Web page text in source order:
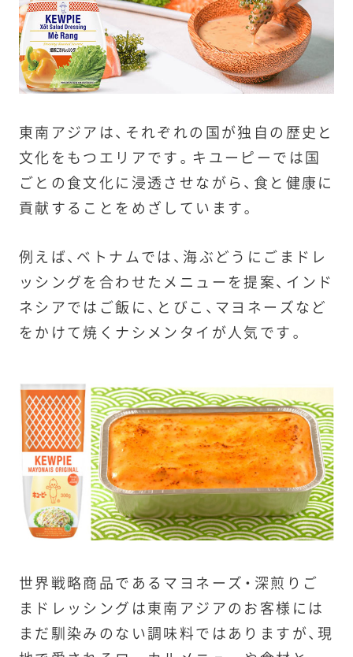
東南アジアは、それぞれの国が独自の歴史と
文化をもつエリアです。キユーピーでは国
ごとの食文化に浸透させながら、食と健康に
貢献することをめざしています。
例えば、ベトナムでは、海ぶどうにごまドレ
ッシングを合わせたメニューを提案、インド
ネシアではご飯に、とびこ、マヨネーズなど
をかけて焼くナシメンタイが人気です。
世界戦略商品であるマヨネーズ・深煎りご
まドレッシングは東南アジアのお客様には
まだ馴染みのない調味料ではありますが、現